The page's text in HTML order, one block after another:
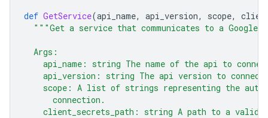
def GetService(api_name, api_version, scope,
"""Get a service that communicates to a Google
  Args:
api_name: string The name of the api to
api_version: string The api version to connect
scope: A list of strings representing the
      connection.
client_secrets_path: string A path to a valid